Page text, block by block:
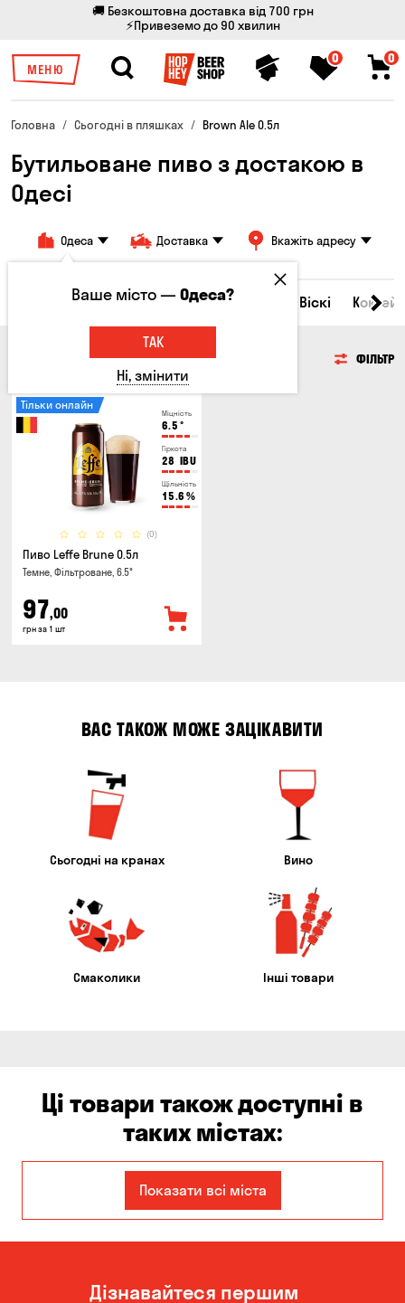
🚚 Безкоштовна доставка від 700 грн
⚡Привеземо до 90 хвилин
МЕНЮ
0 0
Головна Сьогодні в пляшках Brown Ale 0.5л
Бутильоване пиво з достакою в
Одесі
Одеса Доставка Вкажіть адресу
Всі товари Пиво Сидр Віскі
ФІЛЬТР
Міцність
6.5 °
Гіркота
28 IBU
Щільність
15.6 %
(0)
Тільки онлайн
Пиво Leffe Brune 0.5л
Темне, Фільтроване, 6.5°
97,00
грн за 1 шт
ВАС ТАКОЖ МОЖЕ ЗАЦІКАВИТИ
Сьогодні на кранах Вино
Смаколики Інші товари
Ці товари також доступні в
таких містах:
Миколаїв
Показати всі міста
Дізнавайтеся першим
Ваше місто —Одеса?
ТАК
Ні, змінити